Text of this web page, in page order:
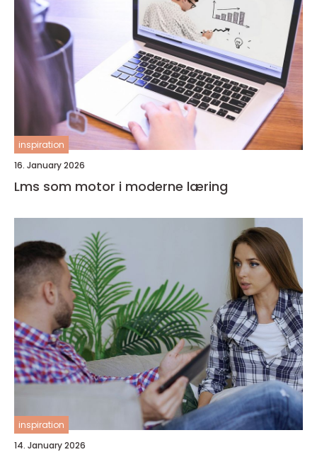
inspiration
16. January 2026
Lms som motor i moderne læring
inspiration
14. January 2026